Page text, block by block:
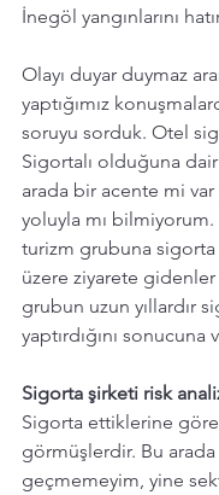
İnegöl yangınlarını
Olayı duyar duymaz
yaptığımız
soruyu sorduk. Otel
Sigortalı olduğuna
arada bir acente mi var
yoluyla mı
turizm grubuna
üzere ziyarete gidenler
grubun uzun yıllardır
yaptırdığını sonucuna
Sigorta şirketi risk
Sigorta ettiklerine
görmüşlerdir. Bu
geçmemeyim, yine